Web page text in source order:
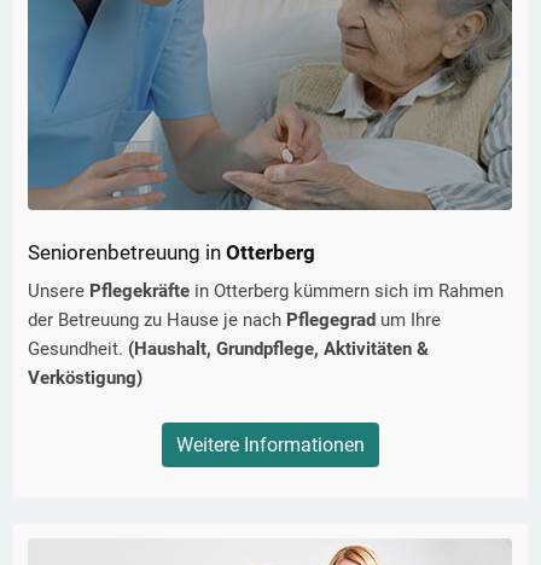
Seniorenbetreuung in Otterberg
Unsere Pflegekräfte in Otterberg kümmern sich im Rahmen
der Betreuung zu Hause je nach Pflegegrad um Ihre
Gesundheit. (Haushalt, Grundpflege, Aktivitäten &
Verköstigung)
Weitere Informationen